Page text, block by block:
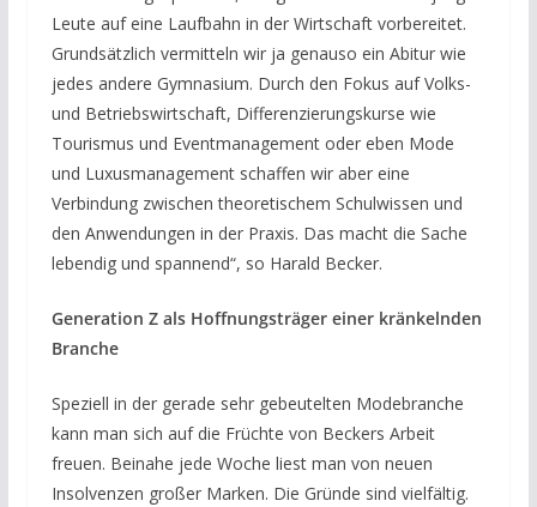
Leute auf eine Laufbahn in der Wirtschaft vorbereitet.
Grundsätzlich vermitteln wir ja genauso ein Abitur wie
jedes andere Gymnasium. Durch den Fokus auf Volks-
und Betriebswirtschaft, Differenzierungskurse wie
Tourismus und Eventmanagement oder eben Mode
und Luxusmanagement schaffen wir aber eine
Verbindung zwischen theoretischem Schulwissen und
den Anwendungen in der Praxis. Das macht die Sache
lebendig und spannend“, so Harald Becker.
Generation Z als Hoffnungsträger einer kränkelnden
Branche
Speziell in der gerade sehr gebeutelten Modebranche
kann man sich auf die Früchte von Beckers Arbeit
freuen. Beinahe jede Woche liest man von neuen
Insolvenzen großer Marken. Die Gründe sind vielfältig.